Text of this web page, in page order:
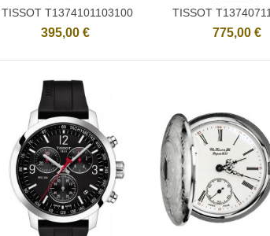
Ajouter
TISSOT T1374101103100
395,00 €
Ajouter
TISSOT
775,00 €